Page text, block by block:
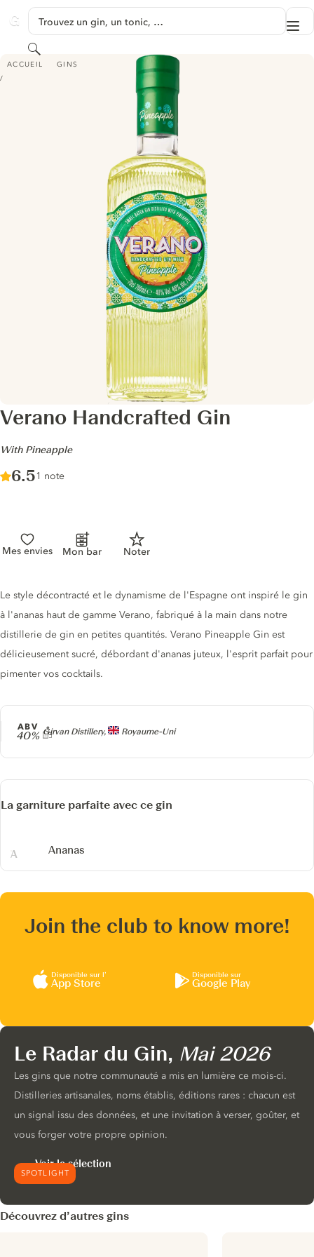
GINVENTORY
Trouvez un gin, un tonic, …
Rechercher
ACCUEIL GINS
VERANO HANDCRAFTED GIN - WITH PINEAPPLE
Verano Handcrafted Gin
-With Pineapple
Score :
6.5/ 10
1 note
Mes envies Mon bar Noter
Producteur
Girvan Distillery, Royaume-Uni
ABV
40%
Description du gin
Le style décontracté et le dynamisme de l'Espagne ont inspiré le gin
à l'ananas haut de gamme Verano, fabriqué à la main dans notre
distillerie de gin en petites quantités. Verano Pineapple Gin est
délicieusement sucré, débordant d'ananas juteux, l'esprit parfait pour
pimenter vos cocktails.
La garniture parfaite avec ce gin
Ananas
Join the club to know more!
Disponible sur l’
App Store
Disponible sur
Google Play
SPOTLIGHT
Le Radar du Gin, Mai 2026
Les gins que notre communauté a mis en lumière ce mois-ci.
Distilleries artisanales, noms établis, éditions rares : chacun est
un signal issu des données, et une invitation à verser, goûter, et
vous forger votre propre opinion.
Voir la sélection
Découvrez d’autres gins